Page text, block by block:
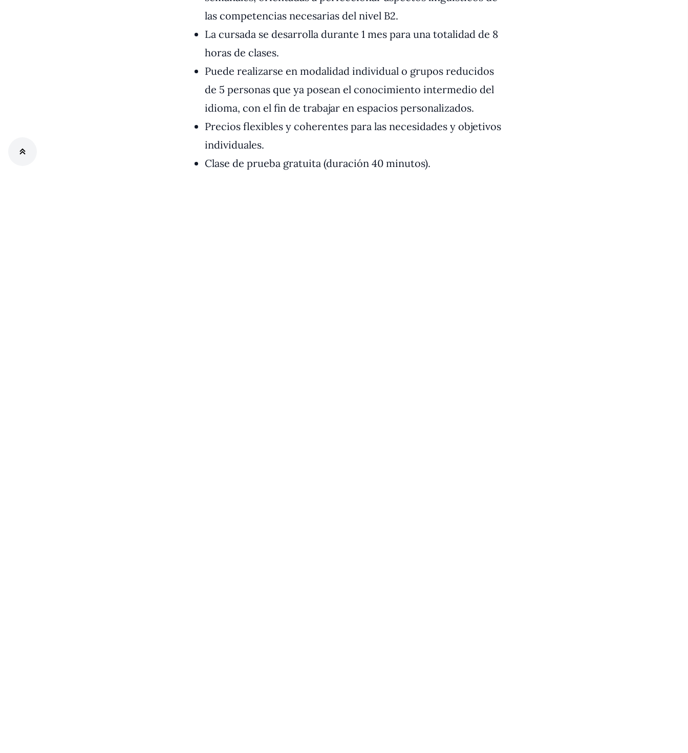
las competencias necesarias del nivel B2.
La cursada se desarrolla durante 1 mes para una totalidad de 8
horas de clases.
Puede realizarse en modalidad individual o grupos reducidos
de 5 personas que ya posean el conocimiento intermedio del
idioma, con el fin de trabajar en espacios personalizados.
Precios flexibles y coherentes para las necesidades y objetivos
individuales.
Clase de prueba gratuita (duración 40 minutos).